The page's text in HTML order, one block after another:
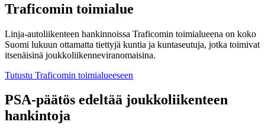
Traficomin toimialue
Linja-autoliikenteen hankinnoissa Traficomin toimialueena on koko
Suomi lukuun ottamatta tiettyjä kuntia ja kuntaseutuja, jotka toimivat
itsenäisinä joukkoliikenneviranomaisina.
Tutustu Traficomin toimialueeseen
PSA-päätös edeltää joukkoliikenteen
hankintoja